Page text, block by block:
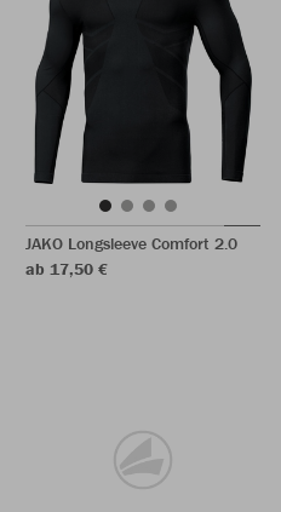
JAKO Longsleeve Comfort 2.0
ab 17,50 €